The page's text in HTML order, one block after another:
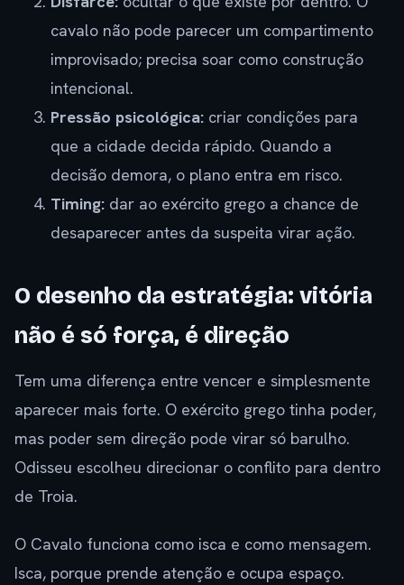
cavalo não pode parecer um compartimento
improvisado; precisa soar como construção
intencional.
Pressão psicológica: criar condições para
que a cidade decida rápido. Quando a
decisão demora, o plano entra em risco.
Timing: dar ao exército grego a chance de
desaparecer antes da suspeita virar ação.
O desenho da estratégia: vitória
não é só força, é direção
Tem uma diferença entre vencer e simplesmente
aparecer mais forte. O exército grego tinha poder,
mas poder sem direção pode virar só barulho.
Odisseu escolheu direcionar o conflito para dentro
de Troia.
O Cavalo funciona como isca e como mensagem.
Isca, porque prende atenção e ocupa espaço.